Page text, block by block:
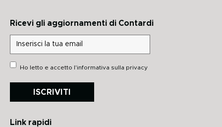
Ricevi gli aggiornamenti di Contardi
Ho letto e accetto l'informativa sulla privacy
ISCRIVITI
Link rapidi